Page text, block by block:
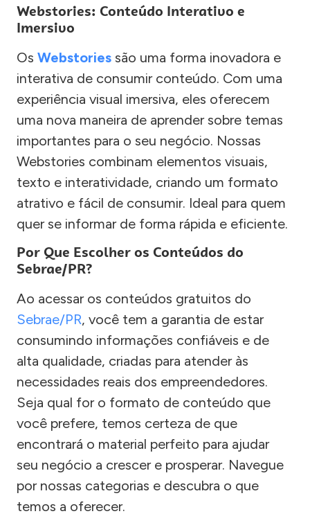
Webstories: Conteúdo Interativo e
Imersivo
Os Webstories são uma forma inovadora e
interativa de consumir conteúdo. Com uma
experiência visual imersiva, eles oferecem
uma nova maneira de aprender sobre temas
importantes para o seu negócio. Nossas
Webstories combinam elementos visuais,
texto e interatividade, criando um formato
atrativo e fácil de consumir. Ideal para quem
quer se informar de forma rápida e eficiente.
Por Que Escolher os Conteúdos do
Sebrae/PR?
Ao acessar os conteúdos gratuitos do
Sebrae/PR, você tem a garantia de estar
consumindo informações confiáveis e de
alta qualidade, criadas para atender às
necessidades reais dos empreendedores.
Seja qual for o formato de conteúdo que
você prefere, temos certeza de que
encontrará o material perfeito para ajudar
seu negócio a crescer e prosperar. Navegue
por nossas categorias e descubra o que
temos a oferecer.